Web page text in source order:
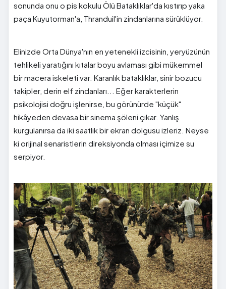
sonunda onu o pis kokulu Ölü Bataklıklar'da kıstırıp yaka
paça Kuyutorman'a, Thranduil'in zindanlarına sürüklüyor.
Elinizde Orta Dünya'nın en yetenekli izcisinin, yeryüzünün
tehlikeli yaratığını kıtalar boyu avlaması gibi mükemmel
bir macera iskeleti var. Karanlık bataklıklar, sinir bozucu
takipler, derin elf zindanları... Eğer karakterlerin
psikolojisi doğru işlenirse, bu görünürde "küçük"
hikâyeden devasa bir sinema şöleni çıkar. Yanlış
kurgulanırsa da iki saatlik bir ekran dolgusu izleriz. Neyse
ki orijinal senaristlerin direksiyonda olması içimize su
serpiyor.